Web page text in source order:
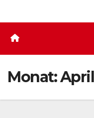
Monat: